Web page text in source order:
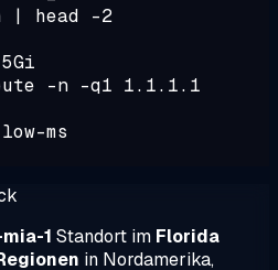
| head -2
-n -q1 1.1.1.1
ms
1 Standort im Florida
in Nordamerika,